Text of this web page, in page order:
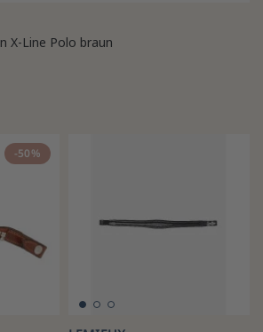
X-Line Polo braun
-50%